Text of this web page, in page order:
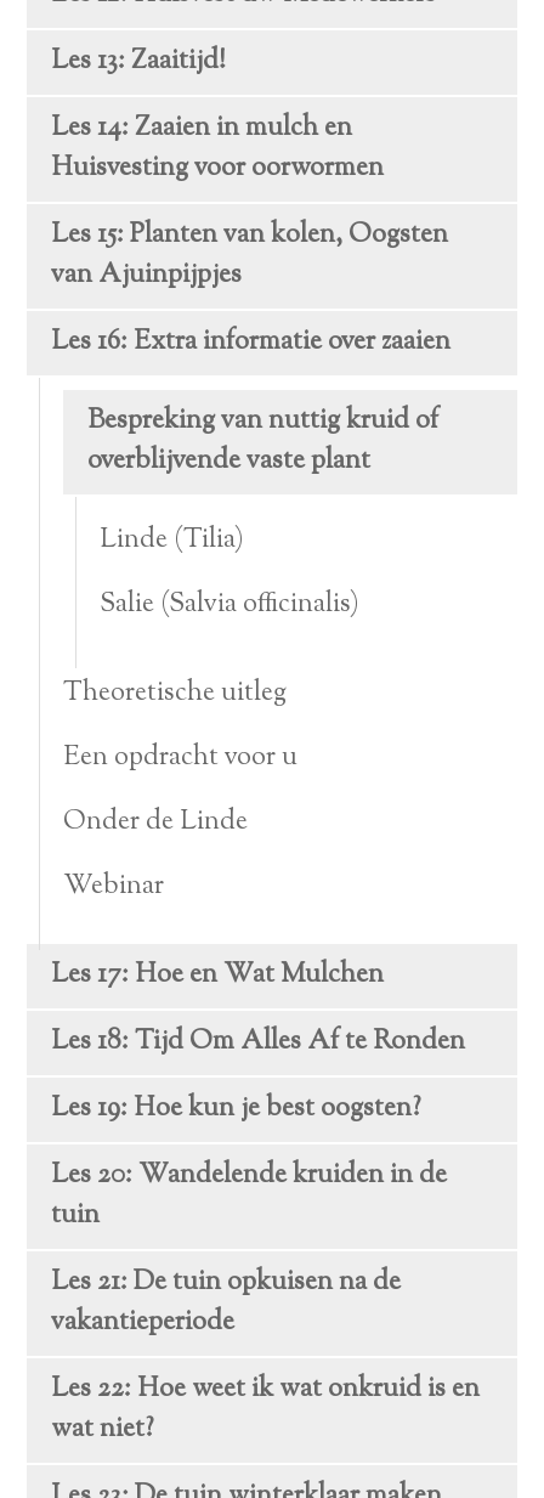
Les 13: Zaaitijd!
Les 14: Zaaien in mulch en
Huisvesting voor oorwormen
Les 15: Planten van kolen, Oogsten
van Ajuinpijpjes
Les 16: Extra informatie over zaaien
Bespreking van nuttig kruid of
overblijvende vaste plant
Linde (Tilia)
Salie (Salvia officinalis)
Theoretische uitleg
Een opdracht voor u
Onder de Linde
Webinar
Les 17: Hoe en Wat Mulchen
Les 18: Tijd Om Alles Af te Ronden
Les 19: Hoe kun je best oogsten?
Les 20: Wandelende kruiden in de
tuin
Les 21: De tuin opkuisen na de
vakantieperiode
Les 22: Hoe weet ik wat onkruid is en
wat niet?